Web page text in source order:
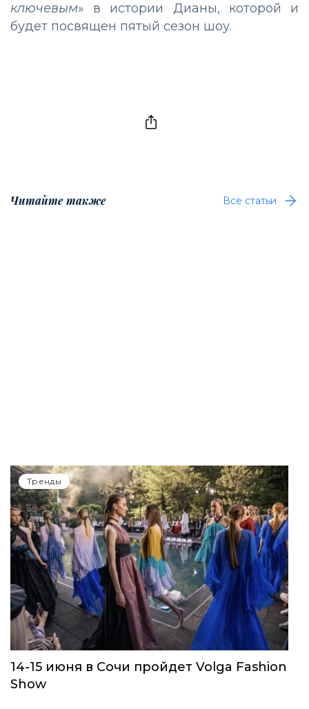
ключевым» в истории Дианы, которой и
будет посвящен пятый сезон шоу.
Читайте также Все статьи
Тренды
14-15 июня в Сочи пройдет Volga Fashion
Show